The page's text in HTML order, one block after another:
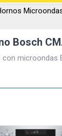
Bosch
microondas